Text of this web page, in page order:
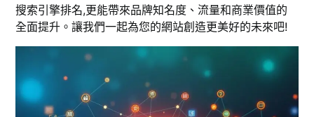
搜索引擎排名,更能帶來品牌知名度、流量和商業價值的
全面提升。讓我們一起為您的網站創造更美好的未來吧!